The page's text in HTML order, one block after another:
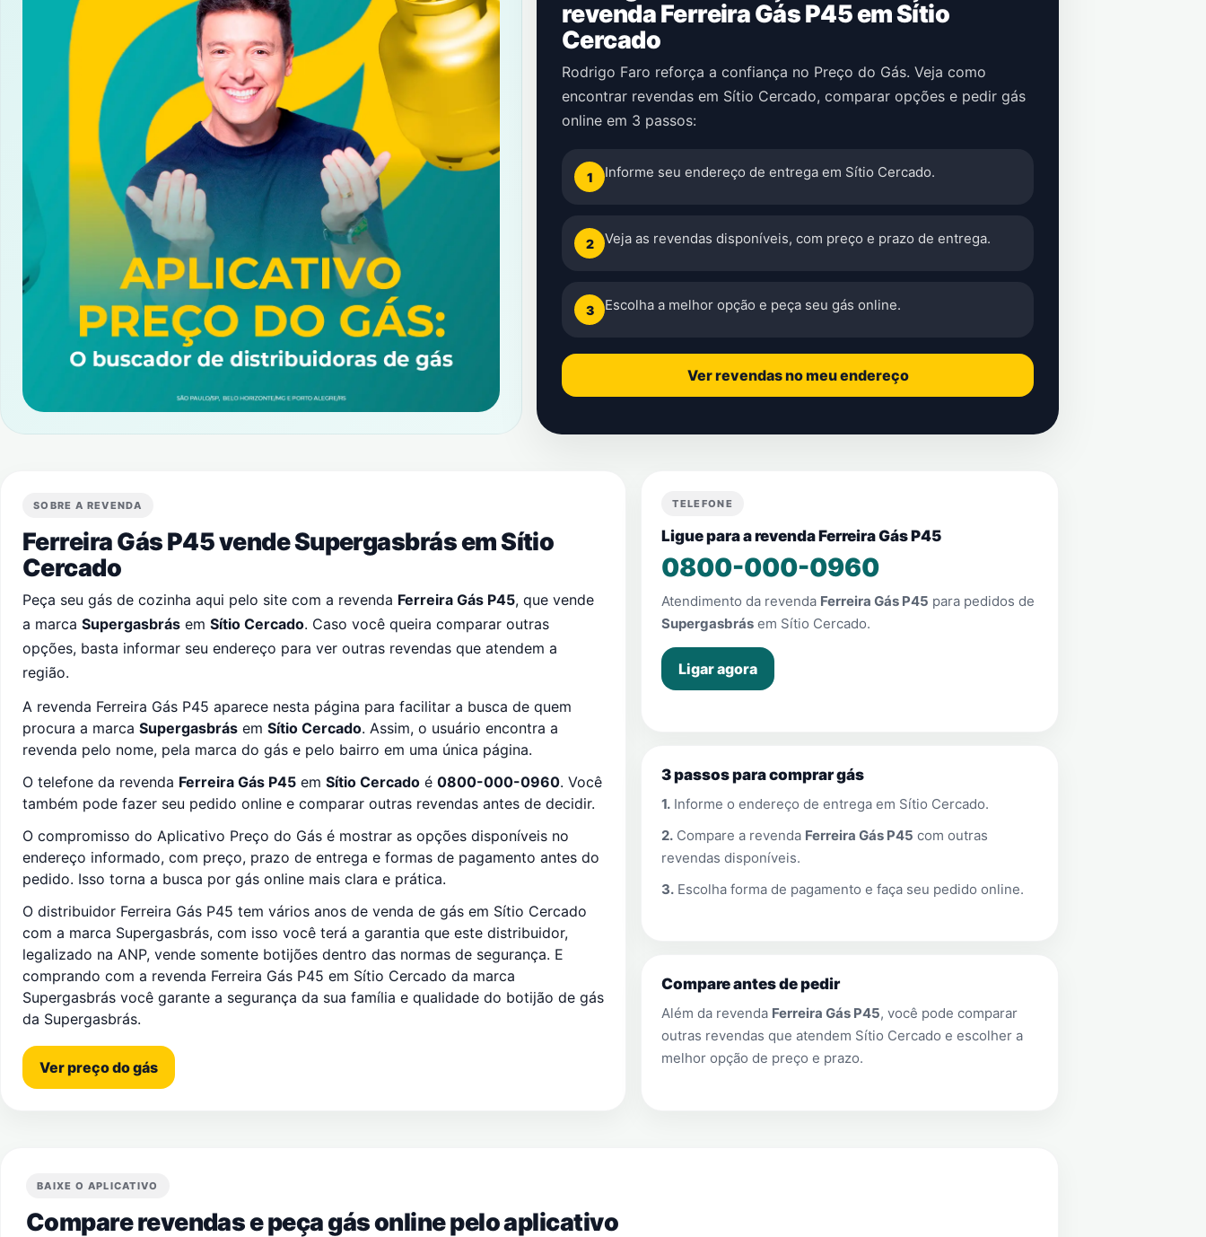
revenda Ferreira Gás P45 em Sítio
Cercado
Rodrigo Faro reforça a confiança no Preço do Gás. Veja como
encontrar revendas em Sítio Cercado, comparar opções e pedir gás
online em 3 passos:
1 Informe seu endereço de entrega em Sítio Cercado.
2 Veja as revendas disponíveis, com preço e prazo de entrega.
3 Escolha a melhor opção e peça seu gás online.
Ver revendas no meu endereço
SOBRE A REVENDA
Ferreira Gás P45 vende Supergasbrás emSítio
Cercado
Peça seu gás de cozinha aqui pelo site com a revenda Ferreira Gás P45, que vende
a marca Supergasbrás em Sítio Cercado. Caso você queira comparar outras
opções, basta informar seu endereço para ver outras revendas que atendem a
região.
A revenda Ferreira Gás P45 aparece nesta página para facilitar a busca de quem
procura a marca Supergasbrás em Sítio Cercado. Assim, o usuário encontra a
revenda pelo nome, pela marca do gás e pelo bairro em uma única página.
O telefone da revenda Ferreira Gás P45 em Sítio Cercado é 0800-000-0960. Você
também pode fazer seu pedido online e comparar outras revendas antes de decidir.
O compromisso do Aplicativo Preço do Gás é mostrar as opções disponíveis no
endereço informado, com preço, prazo de entrega e formas de pagamento antes do
pedido. Isso torna a busca por gás online mais clara e prática.
O distribuidor Ferreira Gás P45 tem vários anos de venda de gás em Sítio Cercado
com a marca Supergasbrás, com isso você terá a garantia que este distribuidor,
legalizado na ANP, vende somente botijões dentro das normas de segurança. E
comprando com a revenda Ferreira Gás P45 em Sítio Cercado da marca
Supergasbrás você garante a segurança da sua família e qualidade do botijão de gás
da Supergasbrás.
Ver preço do gás
TELEFONE
Ligue para a revenda Ferreira Gás P45
0800-000-0960
Atendimento da revenda Ferreira Gás P45 para pedidos de
Supergasbrás em Sítio Cercado.
Ligar agora
3 passos para comprar gás
1. Informe o endereço de entrega em Sítio Cercado.
2. Compare a revenda Ferreira Gás P45 com outras
revendas disponíveis.
3. Escolha forma de pagamento e faça seu pedido online.
Compare antes de pedir
Além da revenda Ferreira Gás P45, você pode comparar
outras revendas que atendem Sítio Cercado e escolher a
melhor opção de preço e prazo.
BAIXE O APLICATIVO
Compare revendas e peça gás online pelo aplicativo